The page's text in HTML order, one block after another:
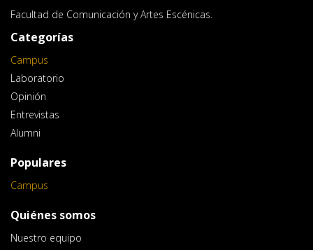
Facultad de Comunicación y Artes Escénicas.
Categorías
Campus
Laboratorio
Opinión
Entrevistas
Alumni
Populares
Campus
Quiénes somos
Nuestro equipo